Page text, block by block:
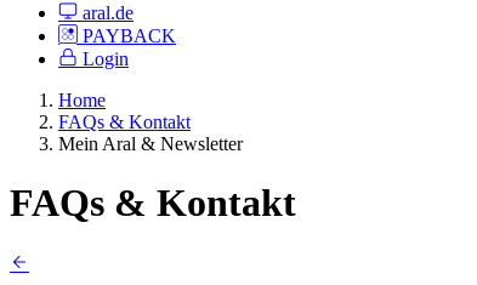
aral.de
PAYBACK
Login
Home
FAQs & Kontakt
Mein Aral & Newsletter
FAQs & Kontakt